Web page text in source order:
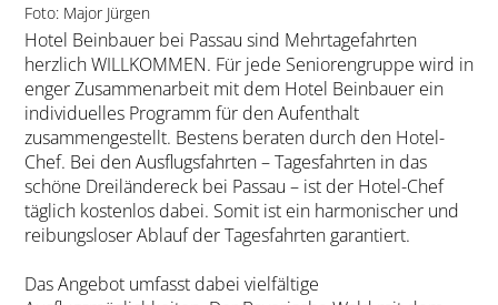
Foto: Major Jürgen
Hotel Beinbauer bei Passau sind Mehrtagefahrten
herzlich WILLKOMMEN. Für jede Seniorengruppe wird in
enger Zusammenarbeit mit dem Hotel Beinbauer ein
individuelles Programm für den Aufenthalt
zusammengestellt. Bestens beraten durch den Hotel-
Chef. Bei den Ausflugsfahrten – Tagesfahrten in das
schöne Dreiländereck bei Passau – ist der Hotel-Chef
täglich kostenlos dabei. Somit ist ein harmonischer und
reibungsloser Ablauf der Tagesfahrten garantiert.
Das Angebot umfasst dabei vielfältige